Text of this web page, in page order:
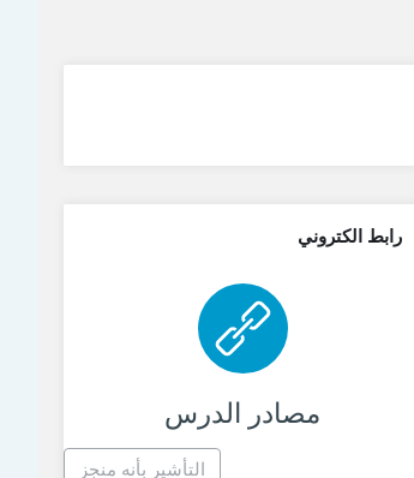
رابط الكتروني
مصادر الدرسرابط الكتروني
التأشير بأنه منجز